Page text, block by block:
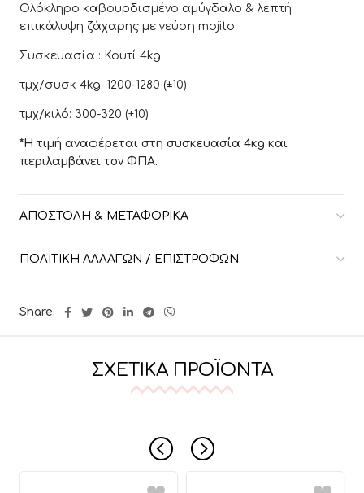
Ολόκληρο καβουρδισμένο αμύγδαλο & λεπτή
επικάλυψη ζάχαρης με γεύση mojito.
Συσκευασία : Κουτί 4kg
τμχ/συσκ 4kg: 1200-1280 (±10)
τμχ/κιλό: 300-320 (±10)
*Η τιμή αναφέρεται στη συσκευασία 4κg και
περιλαμβάνει τον ΦΠΑ.
ΑΠΟΣΤΟΛΉ & ΜΕΤΑΦΟΡΙΚΆ
ΠΟΛΙΤΙΚΉ ΑΛΛΑΓΏΝ / ΕΠΙΣΤΡΟΦΏΝ
Share:
ΣΧΕΤΙΚΆ ΠΡΟΪΌΝΤΑ